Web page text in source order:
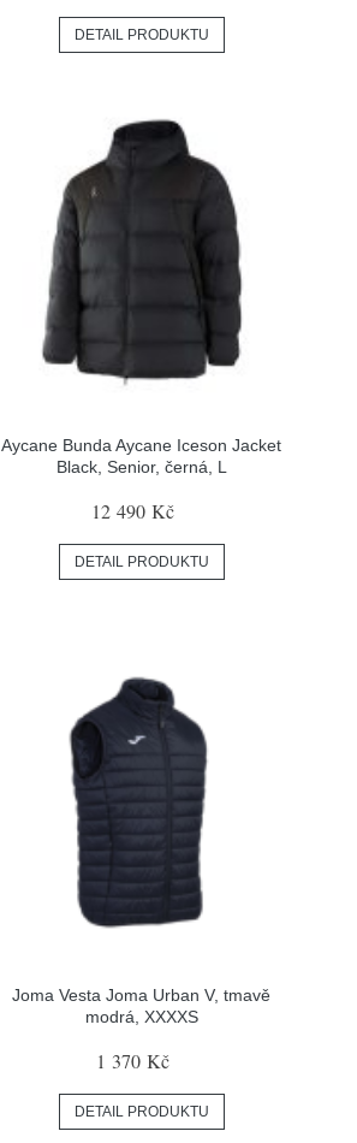
DETAIL PRODUKTU
Aycane Bunda Aycane Iceson Jacket
Black, Senior, černá, L
12 490 Kč
DETAIL PRODUKTU
Joma Vesta Joma Urban V, tmavě
modrá, XXXXS
1 370 Kč
DETAIL PRODUKTU